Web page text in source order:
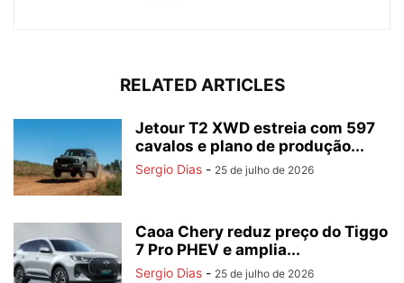
RELATED ARTICLES
Jetour T2 XWD estreia com 597
cavalos e plano de produção...
Sergio Dias - 25 de julho de 2026
Caoa Chery reduz preço do Tiggo
7 Pro PHEV e amplia...
Sergio Dias - 25 de julho de 2026